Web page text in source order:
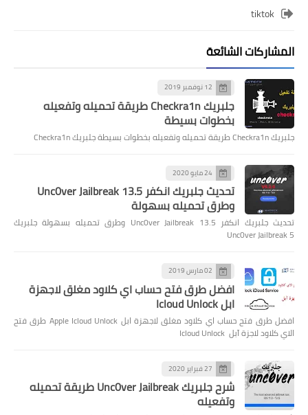
tiktok
المشاركات الشائعة
12 نوفمبر 2019
جلبريك Checkra1n طريقة تحميله وتفعيله
بخطوات بسيطة
جلبريك Checkra1n طريقة تحميله وتفعيله بخطوات بسيطة جلبريك Checkra1n
24 مايو 2020
تحديث جلبريك انكفر Unc0ver Jailbreak 13.5
وطرق تحميله بسهولة
تحديث جلبريك انكفر Unc0ver Jailbreak 13.5 وطرق تحميله بسهولة جلبريك
Unc0ver Jailbreak 5
02 مارس 2019
افضل طرق فتح حساب اي كلاود مغلق لاجهزة
ابل Icloud Unlock
افضل طرق فتح حساب اي كلاود مغلق لاجهزة ابل Apple Icloud Unlock طرق فتح
الاي كلاود لاجزة آبل Icloud Unlock
27 فبراير 2020
شرح جلبريك Unc0ver Jailbreak طريقة تحميله
وتفعيله